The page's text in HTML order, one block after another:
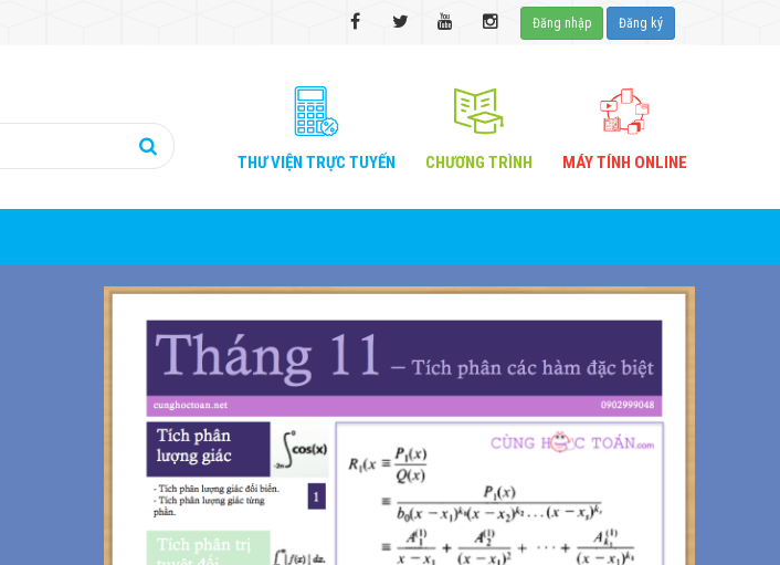
Đăng nhập Đăng ký
THƯ VIỆN TRỰC TUYẾN CHƯƠNG TRÌNH MÁY TÍNH ONLINE